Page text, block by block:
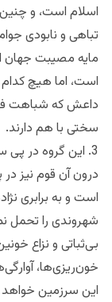
اسلام است، و
تباهی و نابودی
مایه مصیبت جهان
است، اما هیچ
داعش که شباهت
سختی با هم دارند.
3. این گروه در
درون آن قوم نیز
است و به برابری
شهروندی را تحمل
بی‌ثباتی و نزاع
خون‌ریزی‌ها،
این سرزمین